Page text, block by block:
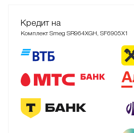
Кредит на
Комплект Smeg SR964XGH, SF6905X1